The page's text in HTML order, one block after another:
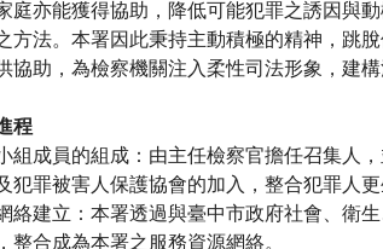
庭亦能獲得協助，降低可能犯罪之誘因與
方法。本署因此秉持主動積極的精神，跳
協助，為檢察機關注入柔性司法形象，建構
程
組成員的組成：由主任檢察官擔任召集人
犯罪被害人保護協會的加入，整合犯罪人
絡建立：本署透過與臺中市政府社會、衛
整合成為本署之服務資源網絡。